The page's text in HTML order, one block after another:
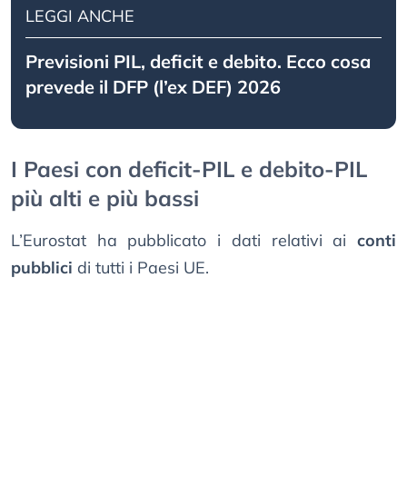
LEGGI ANCHE
Previsioni PIL, deficit e debito. Ecco cosa
prevede il DFP (l’ex DEF) 2026
I Paesi con deficit-PIL e debito-PIL
più alti e più bassi
L’Eurostat ha pubblicato i dati relativi ai conti
pubblici di tutti i Paesi UE.